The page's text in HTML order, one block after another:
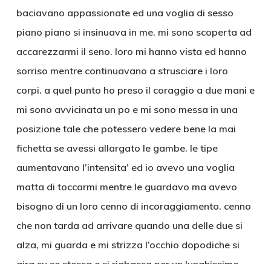
baciavano appassionate ed una voglia di sesso
piano piano si insinuava in me. mi sono scoperta ad
accarezzarmi il seno. loro mi hanno vista ed hanno
sorriso mentre continuavano a strusciare i loro
corpi. a quel punto ho preso il coraggio a due mani e
mi sono avvicinata un po e mi sono messa in una
posizione tale che potessero vedere bene la mai
fichetta se avessi allargato le gambe. le tipe
aumentavano l’intensita’ ed io avevo una voglia
matta di toccarmi mentre le guardavo ma avevo
bisogno di un loro cenno di incoraggiamento. cenno
che non tarda ad arrivare quando una delle due si
alza, mi guarda e mi strizza l’occhio dopodiche si